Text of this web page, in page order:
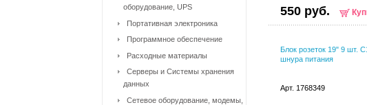
550 руб.
Блок розеток 19" 9 шт.
шнура питания
Арт. 1768349
оборудование, UPS
Портативная электроника
Программное обеспечение
Расходные материалы
Серверы и Системы хранения
данных
Сетевое оборудование, модемы,